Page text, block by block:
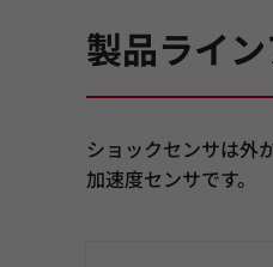
製品ライ
ショックセンサは外
加速度センサです。